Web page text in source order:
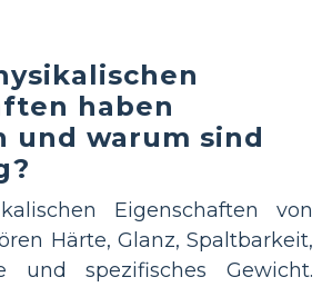
haben
und warum sind
Eigenschaften von
Härte, Glanz, Spaltbarkeit,
und spezifisches Gewicht.